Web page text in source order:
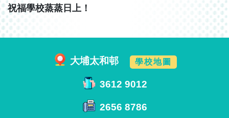
祝福學校蒸蒸日上！
大埔太和邨 學校地圖
3612 9012
2656 8786